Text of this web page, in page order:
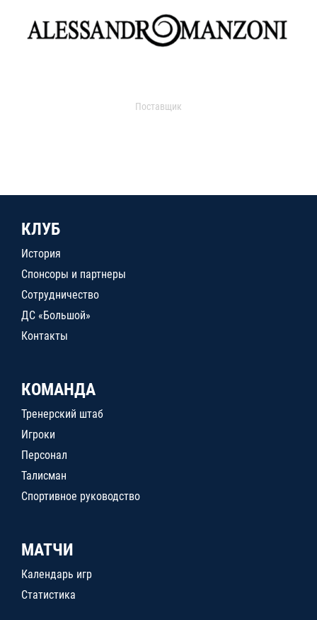
Поставщик
КЛУБ
История
Спонсоры и партнеры
Сотрудничество
ДС «Большой»
Контакты
КОМАНДА
Тренерский штаб
Игроки
Персонал
Талисман
Спортивное руководство
МАТЧИ
Календарь игр
Статистика